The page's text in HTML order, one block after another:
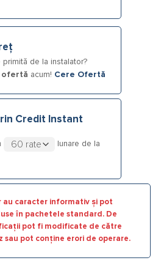
primită de la instalator?
ofertă acum! Cere Ofertă
Credit Instant
lunare de la
caracter informativ și pot
în pachetele standard. De
pot fi modificate de către
sau pot conține erori de operare.